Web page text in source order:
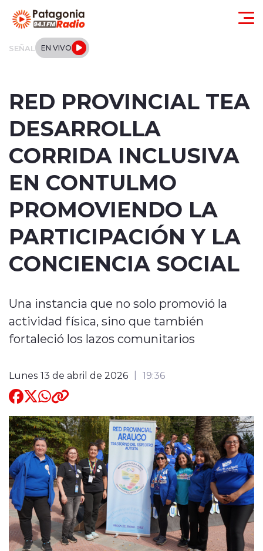
SEÑAL EN VIVO
Internacional
Deportes
Entrevistas
modo claro
RED PROVINCIAL TEA
DESARROLLA
CORRIDA INCLUSIVA
EN CONTULMO
PROMOVIENDO LA
PARTICIPACIÓN Y LA
CONCIENCIA SOCIAL
Una instancia que no solo promovió la
actividad física, sino que también
fortaleció los lazos comunitarios
Lunes 13 de abril de 2026 19:36